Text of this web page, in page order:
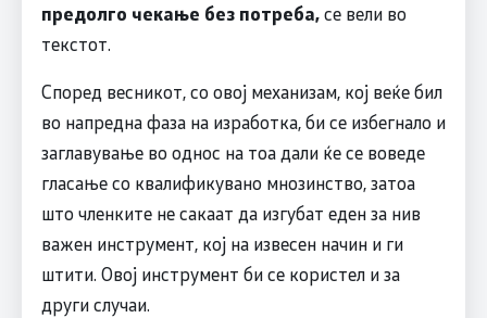
предолго чекање без потреба,се вели во
текстот.
Според весникот, со овој механизам, кој веќе бил
во напредна фаза на изработка, би се избегнало и
заглавување во однос на тоа дали ќе се воведе
гласање со квалификувано мнозинство, затоа
што членките не сакаат да изгубат еден за нив
важен инструмент, кој на извесен начин и ги
штити. Овој инструмент би се користел и за
други случаи.